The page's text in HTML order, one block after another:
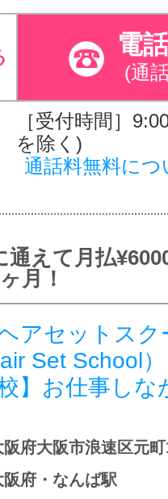
電
(通
［受付時間］
を除く)
通話料無料につ
通えて月払
月！
アセットス
Set School
】お仕事しな
阪府・なんば駅